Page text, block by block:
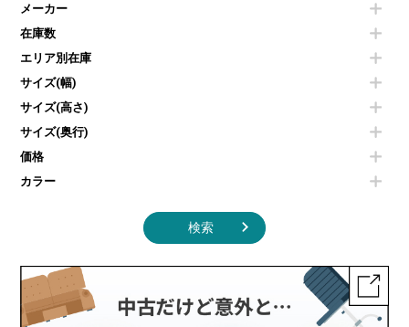
その他OA機器
コートハンガー・ポールハンガー
傘立て
食器棚・キッチンキャビネット
カタログスタンド
オフィスアクセサリーその他
カウンターテーブル
センターテーブル・サイドテーブル
ベンチ・スツール
ソファ
シェルフ
ダストボックス（ゴミ箱）
インテリア家具その他
冷蔵庫・洗濯機
空気清浄機・加湿器
液晶テレビ・モニター類
エアコン
掃除機
季節家電
メーカー
在庫数
エリア別在庫
サイズ(幅)
サイズ(高さ)
サイズ(奥行)
価格
カラー
検索